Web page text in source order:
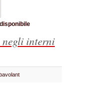
negli interni